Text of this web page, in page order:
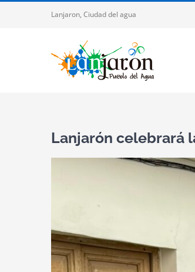
Lanjaron, Ciudad del agua
Lanjarón celebrará